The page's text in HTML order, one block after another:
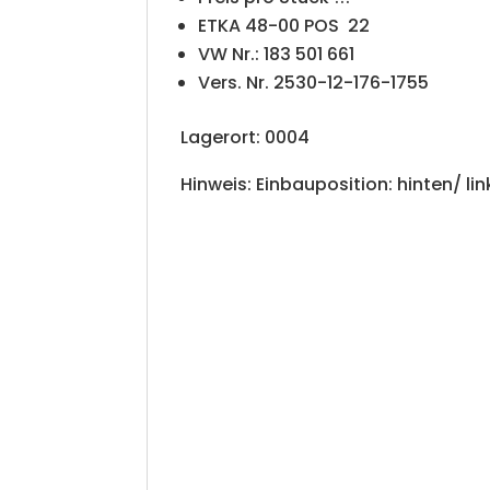
ETKA 48-00 POS 22
VW Nr.: 183 501 661
Vers. Nr. 2530-12-176-1755
Lagerort: 0004
Hinweis: Einbauposition: hinten/